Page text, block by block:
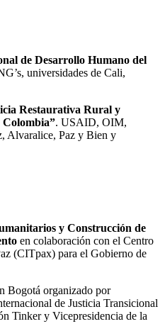
de Desarrollo Humano del
universidades de Cali,
Restaurativa Rural y
Colombia”. USAID, OIM,
Alvaralice, Paz y Bien y
y Construcción de
en colaboración con el Centro
(CITpax) para el Gobierno de
Bogotá organizado por
de Justicia Transicional
Tinker y Vicepresidencia de la